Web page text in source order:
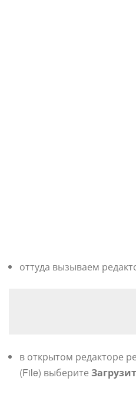
оттуда вызываем
в открытом редакторе
(File) выберите